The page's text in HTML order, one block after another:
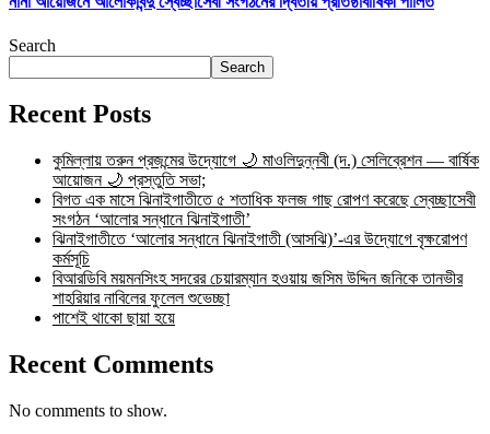
Search
Search
Recent Posts
কুমিল্লায় তরুন প্রজন্মের উদ্যোগে 🌙 মাওলিদুন্নবী (দ.) সেলিব্রেশন — বার্ষিক
আয়োজন 🌙 প্রস্তুতি সভা;
বিগত এক মাসে ঝিনাইগাতীতে ৫ শতাধিক ফলজ গাছ রোপণ করেছে স্বেচ্ছাসেবী
সংগঠন ‘আলোর সন্ধানে ঝিনাইগাতী’
ঝিনাইগাতীতে ‘আলোর সন্ধানে ঝিনাইগাতী (আসঝি)’-এর উদ্যোগে বৃক্ষরোপণ
কর্মসূচি
বিআরডিবি ময়মনসিংহ সদরের চেয়ারম্যান হওয়ায় জসিম উদ্দিন জনিকে তানভীর
শাহরিয়ার নাবিলের ফুলেল শুভেচ্ছা
পাশেই থাকো ছায়া হয়ে
Recent Comments
No comments to show.